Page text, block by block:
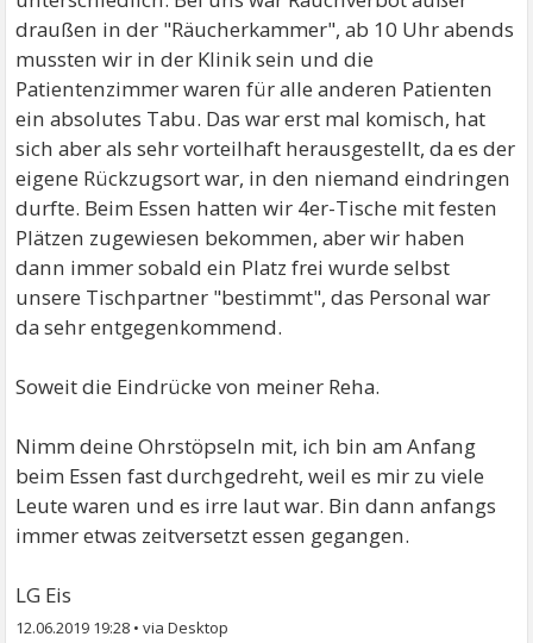
draußen in der "Räucherkammer", ab 10 Uhr abends
mussten wir in der Klinik sein und die
Patientenzimmer waren für alle anderen Patienten
ein absolutes Tabu. Das war erst mal komisch, hat
sich aber als sehr vorteilhaft herausgestellt, da es der
eigene Rückzugsort war, in den niemand eindringen
durfte. Beim Essen hatten wir 4er-Tische mit festen
Plätzen zugewiesen bekommen, aber wir haben
dann immer sobald ein Platz frei wurde selbst
unsere Tischpartner "bestimmt", das Personal war
da sehr entgegenkommend.
Soweit die Eindrücke von meiner Reha.
Nimm deine Ohrstöpseln mit, ich bin am Anfang
beim Essen fast durchgedreht, weil es mir zu viele
Leute waren und es irre laut war. Bin dann anfangs
immer etwas zeitversetzt essen gegangen.
LG Eis
12.06.2019 19:28 •